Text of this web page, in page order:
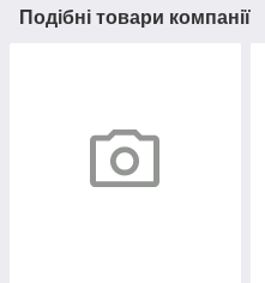
Подібні товари компанії